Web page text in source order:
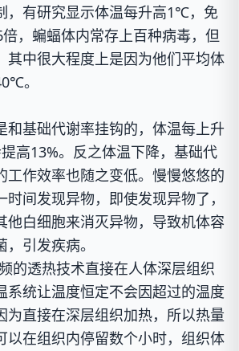
，有研究显示体温每升高1℃，免
，蝙蝠体内常存上百种病毒，但
其中很大程度上是因为他们平均体
。
和基础代谢率挂钩的，体温每上升
高13%。反之体温下降，基础代
工作效率也随之变低。慢慢悠悠的
间发现异物，即使发现异物了，
他白细胞来消灭异物，导致机体容
引发疾病。
的透热技术直接在人体深层组织
系统让温度恒定不会因超过的温度
为直接在深层组织加热，所以热量
以在组织内停留数个小时，组织体